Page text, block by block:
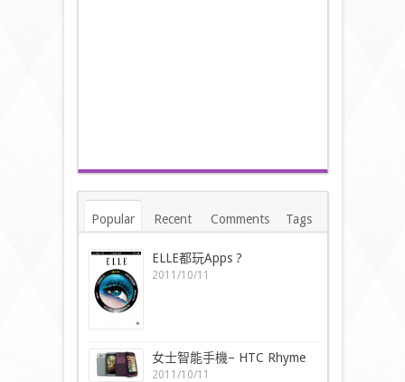
Popular Recent Comments Tags
ELLE都玩Apps ?
2011/10/11
女士智能手機– HTC Rhyme
2011/10/11